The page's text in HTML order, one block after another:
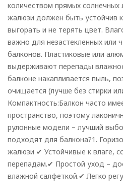
количеством прямых
жалюзи должен быть устойчив
выгорать и не терять цвет.
важно для незастекленных или
балконов. Пластиковые или
выдерживают перепады
балконе накапливается пыль,
очищается (лучше без стирки
Компактность:Балкон часто
пространство, поэтому
рулонные модели – лучший
подходят для балкона?1.
жалюзи ✔ Устойчивые к влаге,
перепадам.✔ Простой уход –
влажной салфеткой.✔ Легко